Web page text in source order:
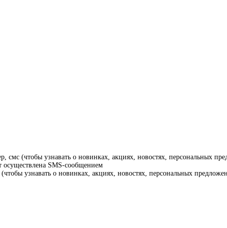
смс (чтобы узнавать о новинках, акциях, новостях, персональных
осуществлена SMS-сообщением
узнавать о новинках, акциях, новостях, персональных